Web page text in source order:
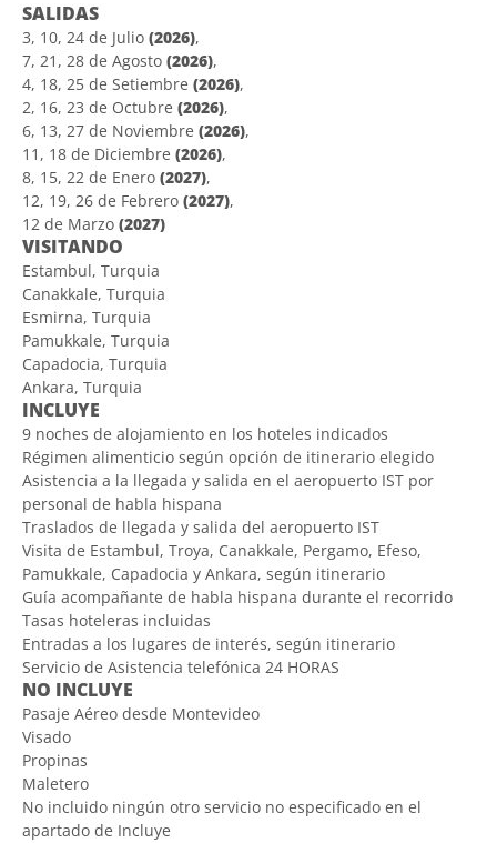
SALIDAS
3, 10, 24 de Julio (2026),
7, 21, 28 de Agosto (2026),
4, 18, 25 de Setiembre (2026),
2, 16, 23 de Octubre (2026),
6, 13, 27 de Noviembre (2026),
11, 18 de Diciembre (2026),
8, 15, 22 de Enero (2027),
12, 19, 26 de Febrero (2027),
12 de Marzo (2027)
VISITANDO
Estambul, Turquia
Canakkale, Turquia
Esmirna, Turquia
Pamukkale, Turquia
Capadocia, Turquia
Ankara, Turquia
INCLUYE
9 noches de alojamiento en los hoteles indicados
Régimen alimenticio según opción de itinerario elegido
Asistencia a la llegada y salida en el aeropuerto IST por
personal de habla hispana
Traslados de llegada y salida del aeropuerto IST
Visita de Estambul, Troya, Canakkale, Pergamo, Efeso,
Pamukkale, Capadocia y Ankara, según itinerario
Guía acompañante de habla hispana durante el recorrido
Tasas hoteleras incluidas
Entradas a los lugares de interés, según itinerario
Servicio de Asistencia telefónica 24 HORAS
NO INCLUYE
Pasaje Aéreo desde Montevideo
Visado
Propinas
Maletero
No incluido ningún otro servicio no especificado en el
apartado de Incluye